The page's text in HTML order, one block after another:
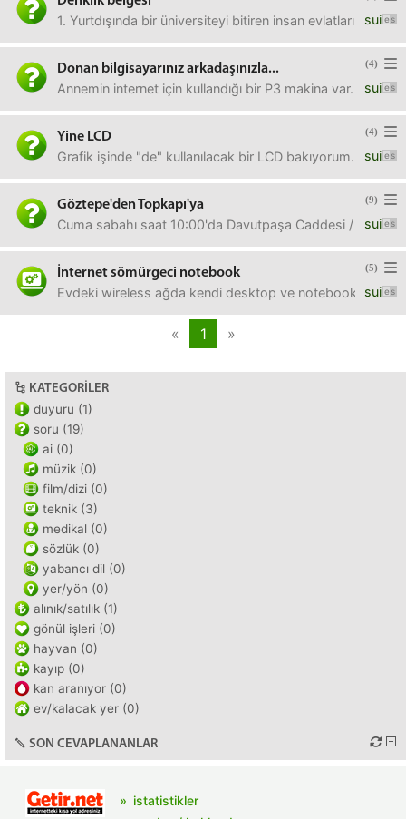
sui
1. Yurtdışında bir üniversiteyi bitiren insan evlatlarının
(4)
Donan bilgisayarınız arkadaşınızla...
sui
Annemin internet için kullandığı bir P3 makina var. Bu
(4)
Yine LCD
sui
Grafik işinde "de" kullanılacak bir LCD bakıyorum. 19"
(9)
Göztepe'den Topkapı'ya
sui
Cuma sabahı saat 10:00'da Davutpaşa Caddesi /
(5)
İnternet sömürgeci notebook
sui
Evdeki wireless ağda kendi desktop ve notebookumuzla
« 1 »
KATEGORILER
duyuru (1)
soru (19)
ai (0)
müzik (0)
film/dizi (0)
teknik (3)
medikal (0)
sözlük (0)
yabancı dil (0)
yer/yön (0)
alınık/satılık (1)
gönül işleri (0)
hayvan (0)
kayıp (0)
kan aranıyor (0)
ev/kalacak yer (0)
SON CEVAPLANANLAR
istatistikler